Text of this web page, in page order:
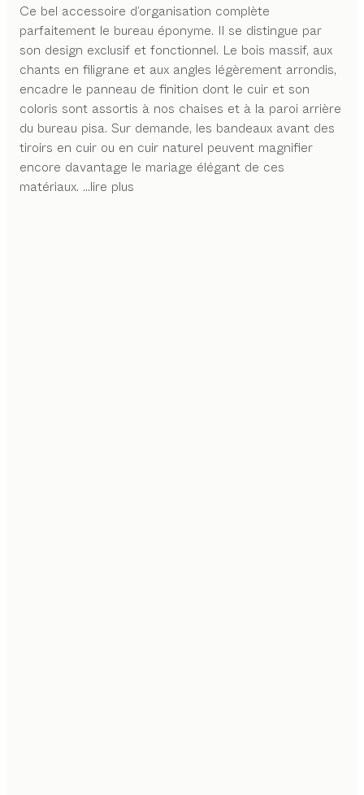
Ce bel accessoire d’organisation complète
parfaitement le bureau éponyme. Il se distingue par
son design exclusif et fonctionnel. Le bois massif, aux
chants en filigrane et aux angles légèrement arrondis,
encadre le panneau de finition dont le cuir et son
coloris sont assortis à nos chaises et à la paroi arrière
du bureau pisa. Sur demande, les bandeaux avant des
tiroirs en cuir ou en cuir naturel peuvent magnifier
encore davantage le mariage élégant de ces
matériaux. ...lire plus